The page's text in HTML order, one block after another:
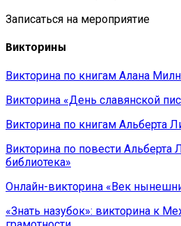
Записаться на мероприятие
Викторины
Викторина по книгам Алана
Викторина «День славянской
Викторина по книгам Альберта
Викторина по повести Альберта
библиотека»
Онлайн-викторина «Век
«Знать назубок»: викторина к